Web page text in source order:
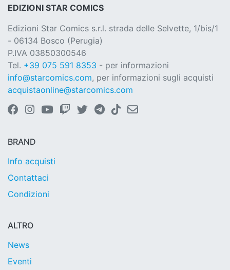
EDIZIONI STAR COMICS
Edizioni Star Comics s.r.l. strada delle Selvette, 1/bis/1
- 06134 Bosco (Perugia)
P.IVA 03850300546
Tel. +39 075 591 8353 - per informazioni
info@starcomics.com, per informazioni sugli acquisti
acquistaonline@starcomics.com
BRAND
Info acquisti
Contattaci
Condizioni
ALTRO
News
Eventi